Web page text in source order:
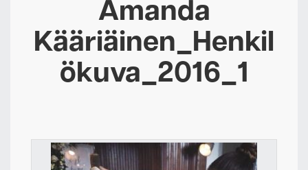
Tapahtumat
Uutiset
Medialle
Ota yhteyttä
Amanda
Kääriäinen_Henkil
ökuva_2016_1